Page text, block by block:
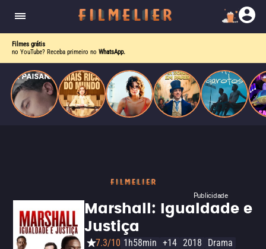
Filmes grátis
no YouTube? Receba primeiro no WhatsApp.
Publicidade
Marshall: Igualdade e
Justiça
7.3/10 1h58min +14 2018 Drama
quando se apaixona por um de seus alvos.